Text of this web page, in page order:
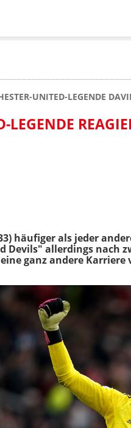
UNITED-LEGENDE
häufiger als jeder
Devils" allerdings nach
ganz andere Karriere